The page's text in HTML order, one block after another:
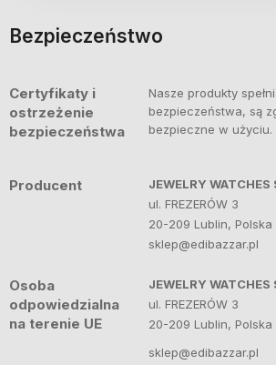
Bezpieczeństwo
Certyfikaty i
ostrzeżenie
bezpieczeństwa
Nasze produkty
bezpieczeństwa, są
bezpieczne w użyciu.
Producent
JEWELRY WATCHES
ul. FREZERÓW 3
20-209 Lublin, Polska
sklep@edibazzar.pl
Osoba
odpowiedzialna
na terenie UE
JEWELRY WATCHES
ul. FREZERÓW 3
20-209 Lublin, Polska
sklep@edibazzar.pl